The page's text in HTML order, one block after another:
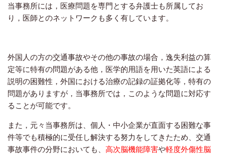
当事務所には，医療問題を専門とする弁護士も所属してお
り，医師とのネットワークも多く有しています。
外国人の方の交通事故やその他の事故の場合，逸失利益の算
定等に特有の問題がある他，医学的用語を用いた英語による
説明の困難性，外国における治療の記録の証拠化等，特有の
問題がありますが，当事務所では，このような問題に対応す
ることが可能です。
また，元々当事務所は、個人・中小企業が直面する困難な事
件等でも積極的に受任し解決する努力をしてきたため、交通
事故事件の分野においても、 高次脳機能障害や軽度外傷性脳